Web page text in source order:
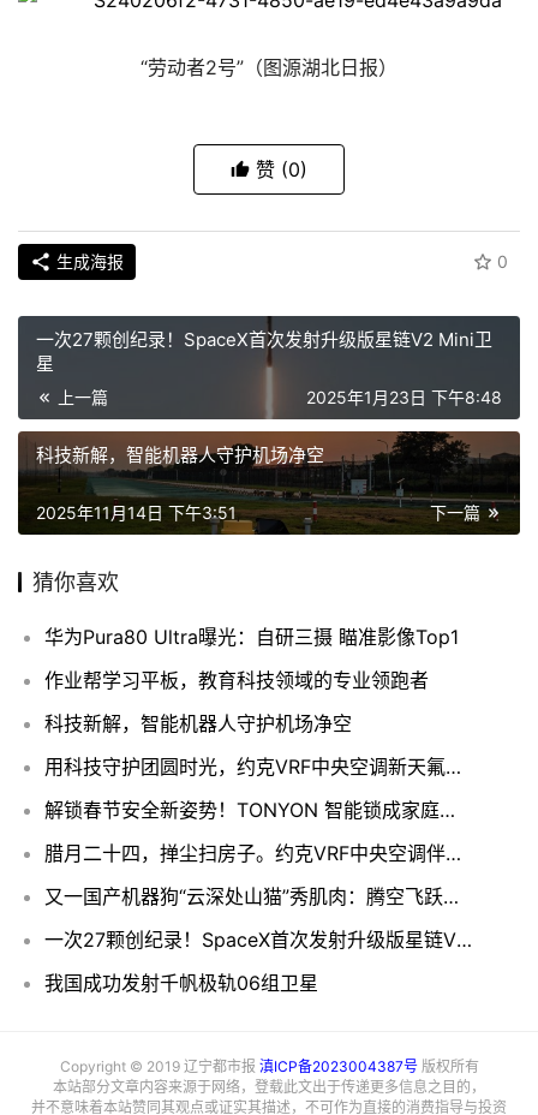
“劳动者2号”（图源湖北日报）
赞 (0)
生成海报 0
一次27颗创纪录！SpaceX首次发射升级版星链V2 Mini卫
星
上一篇 2025年1月23日 下午8:48
科技新解，智能机器人守护机场净空
下一篇
2025年11月14日 下午3:51
猜你喜欢
华为Pura80 Ultra曝光：自研三摄 瞄准影像Top1
作业帮学习平板，教育科技领域的专业领跑者
科技新解，智能机器人守护机场净空
用科技守护团圆时光，约克VRF中央空调新天氟地水/天氟热水让春节更美好！
解锁春节安全新姿势！TONYON 智能锁成家庭安心 “标配”
腊月二十四，掸尘扫房子。约克VRF中央空调伴您健康除尘
又一国产机器狗“云深处山猫”秀肌肉：腾空飞跃、金鸡独立！
一次27颗创纪录！SpaceX首次发射升级版星链V2 Mini卫星
我国成功发射千帆极轨06组卫星
Copyright © 2019 辽宁都市报 滇ICP备2023004387号版权所有
本站部分文章内容来源于网络，登载此文出于传递更多信息之目的，
并不意味着本站赞同其观点或证实其描述，不可作为直接的消费指导与投资